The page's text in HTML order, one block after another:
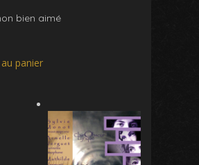
bien aimé
panier